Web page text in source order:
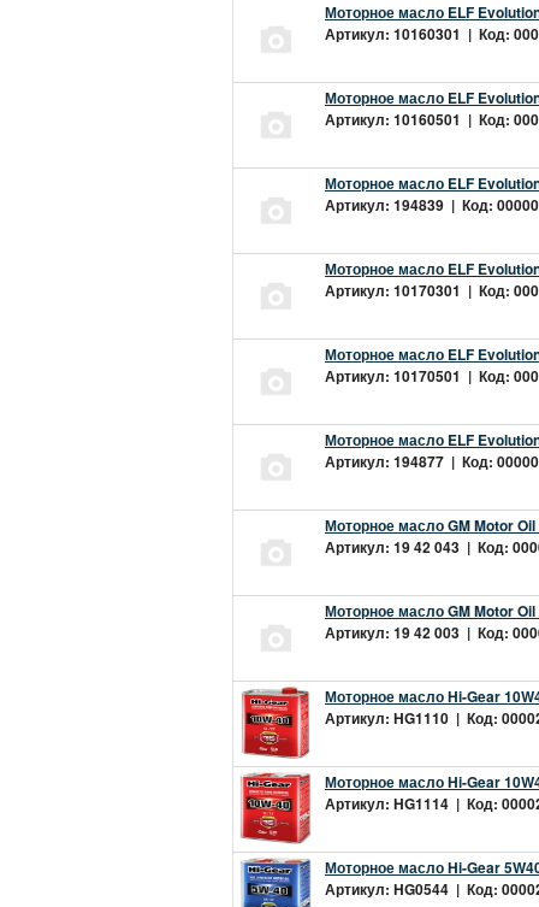
Моторное масло ELF
Артикул: 10160301 | Код:
Моторное масло ELF
Артикул: 10160501 | Код:
Моторное масло ELF
Артикул: 194839 | Код:
Моторное масло ELF
Артикул: 10170301 | Код:
Моторное масло ELF
Артикул: 10170501 | Код:
Моторное масло ELF
Артикул: 194877 | Код:
Моторное масло GM Motor Oil
Артикул: 19 42 043 | Код:
Моторное масло GM Motor
Артикул: 19 42 003 | Код:
Моторное масло Hi-Gear
Артикул: HG1110 | Код:
Моторное масло Hi-Gear
Артикул: HG1114 | Код:
Моторное масло Hi-Gear
Артикул: HG0544 | Код: